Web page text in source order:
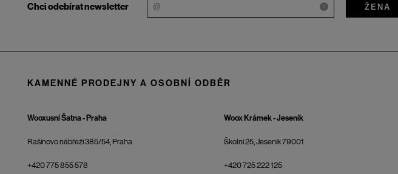
Chci odebírat newsletter i ŽENA
KAMENNÉ PRODEJNY A OSOBNÍ ODBĚR
Wooxusní Šatna - Praha
Rašínovo nábřeží 385/54, Praha
+420 775 855 578
Woox Krámek - Jeseník
Školní 25, Jeseník 79001
+420 725 222 125